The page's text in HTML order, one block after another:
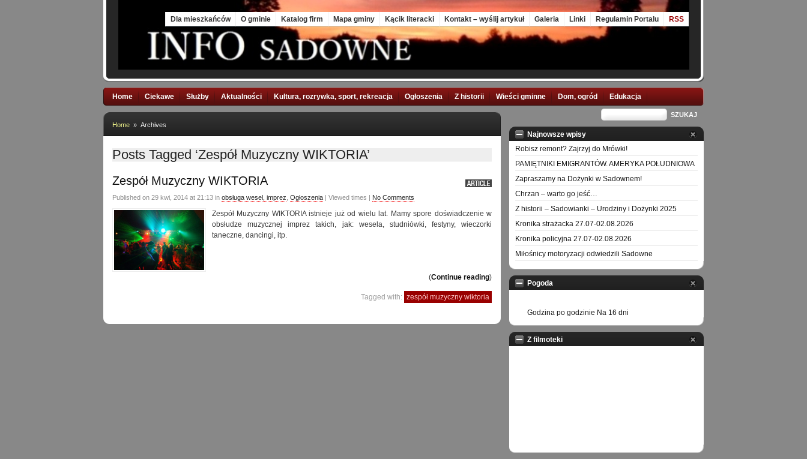
Dla mieszkańców O gminie Katalog firm Mapa gminy Kącik literacki Kontakt – wyślij artykuł Galeria Linki Regulamin Portalu RSS
Home Ciekawe Służby Aktualności Kultura, rozrywka, sport, rekreacja Ogłoszenia Z historii Wieści gminne Dom, ogród Edukacja
Home » Archives
Posts Tagged ‘Zespół Muzyczny WIKTORIA’
Zespół Muzyczny WIKTORIA
Published on 29 kwi, 2014 at 21:13 in obsługa wesel, imprez Ogłoszenia | Viewed times | No Comments
Zespół Muzyczny WIKTORIA istnieje już od wielu lat. Mamy spore doświadczenie w
obsłudze muzycznej imprez takich, jak: wesela, studniówki, festyny, wieczorki
taneczne, dancingi, itp.
(Continue reading)
Tagged with: zespół muzyczny wiktoria
Najnowsze wpisy
Robisz remont? Zajrzyj do Mrówki!
PAMIĘTNIKI EMIGRANTÓW. AMERYKA POŁUDNIOWA
Zapraszamy na Dożynki w Sadownem!
Chrzan – warto go jeść…
Z historii – Sadowianki – Urodziny i Dożynki 2025
Kronika strażacka 27.07-02.08.2026
Kronika policyjna 27.07-02.08.2026
Miłośnicy motoryzacji odwiedzili Sadowne
Pogoda
Godzina po godzinie Na 16 dni
Z filmoteki